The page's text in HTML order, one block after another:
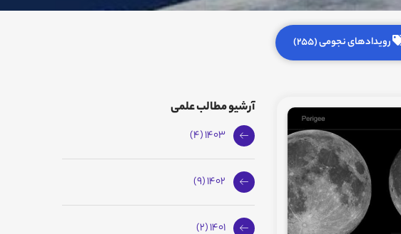
رویدادهای نجومی (255)
آرشیو مطالب علمی
1403 (4)
1402 (9)
1401 (2)